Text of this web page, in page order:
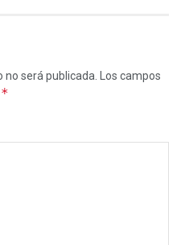
será publicada.
Los campos
*